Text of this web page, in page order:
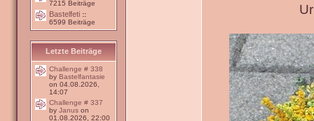
7215 Beiträge
Bastelfeti ::
6599 Beiträge
Letzte Beiträge
Challenge # 338
by Bastelfantasie
on 04.08.2026,
14:07
Challenge # 337
by Janus on
01.08.2026, 22:00